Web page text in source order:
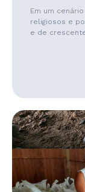
Em um
religiosos e
e de